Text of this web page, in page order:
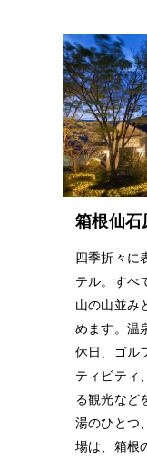
箱根仙石
四季折々に
テル。すべ
山の山並み
めます。温
休日、ゴル
ティビティ
る観光など
湯のひとつ
場は、箱根